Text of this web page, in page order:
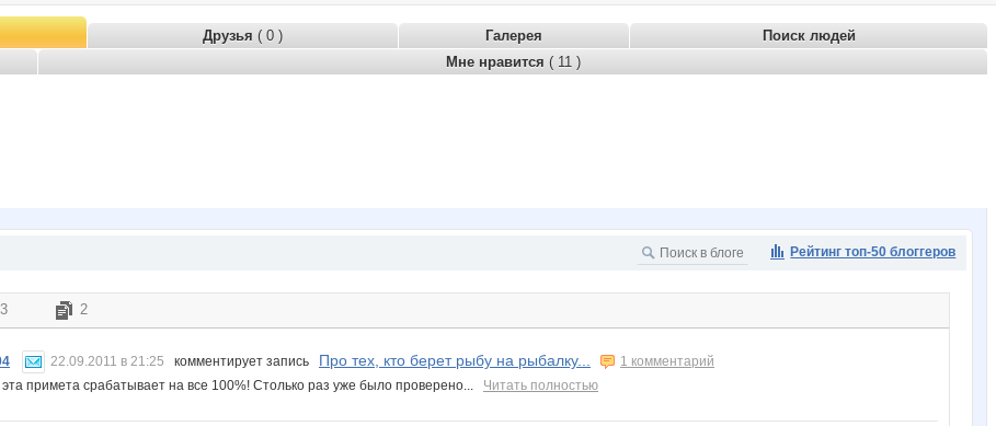
Друзья ( 0 ) Галерея
Поиск людей
Мне нравится ( 11 )
Рейтинг топ-50 блоггеров
2
22.09.2011 в 21:25 комментирует запись Про тех, кто берет рыбу на рыбалку...
1 комментарий
примета срабатывает на все 100%! Столько раз уже было проверено... Читать полностью